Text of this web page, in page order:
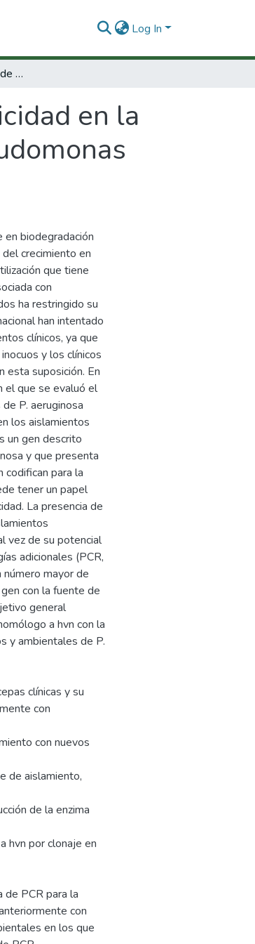
Log In
Identificación de un gen de patogenicidad en la bacteria ambiental y patrógeno oportunista Pseudomonas aeruginosa.
en la
en biodegradación
crecimiento en
que tiene
con
ha restringido su
han intentado
clínicos, ya que
y los clínicos
esta suposición. En
el que se evaluó el
P. aeruginosa
los aislamientos
un gen descrito
y que presenta
codifican para la
tener un papel
La presencia de
vez de su potencial
adicionales (PCR,
mayor de
con la fuente de
general
a hvn con la
y ambientales de P.
clínicas y su
con
con nuevos
de aislamiento,
de la enzima
hvn por clonaje en
PCR para la
con
en los que